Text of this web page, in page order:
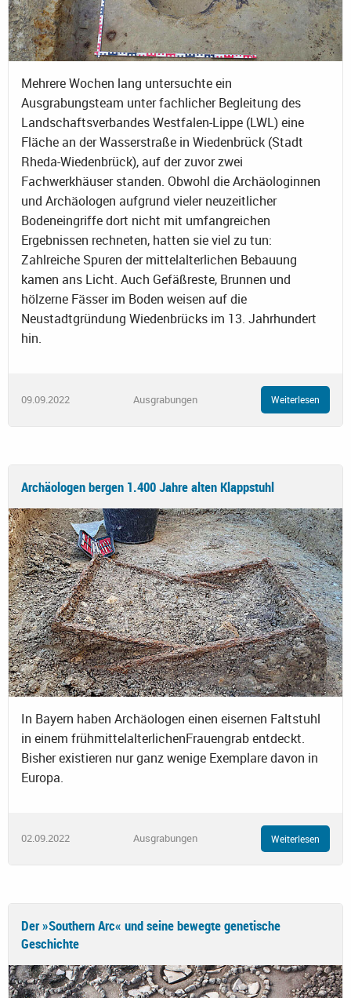
Mehrere Wochen lang untersuchte ein
Ausgrabungsteam unter fachlicher Begleitung des
Landschaftsverbandes Westfalen-Lippe (LWL) eine
Fläche an der Wasserstraße in Wiedenbrück (Stadt
Rheda-Wiedenbrück), auf der zuvor zwei
Fachwerkhäuser standen. Obwohl die Archäologinnen
und Archäologen aufgrund vieler neuzeitlicher
Bodeneingriffe dort nicht mit umfangreichen
Ergebnissen rechneten, hatten sie viel zu tun:
Zahlreiche Spuren der mittelalterlichen Bebauung
kamen ans Licht. Auch Gefäßreste, Brunnen und
hölzerne Fässer im Boden weisen auf die
Neustadtgründung Wiedenbrücks im 13. Jahrhundert
hin.
09.09.2022 Ausgrabungen Weiterlesen
Archäologen bergen 1.400 Jahre alten Klappstuhl
In Bayern haben Archäologen einen eisernen Faltstuhl
in einem frühmittelalterlichenFrauengrab entdeckt.
Bisher existieren nur ganz wenige Exemplare davon in
Europa.
02.09.2022 Ausgrabungen Weiterlesen
Der »Southern Arc« und seine bewegte genetische
Geschichte